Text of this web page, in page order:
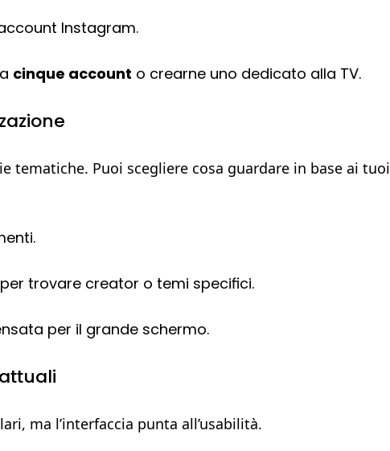
Instagram.
cinque account o crearne uno dedicato alla TV.
tematiche. Puoi scegliere cosa guardare in base ai tuoi
trovare creator o temi specifici.
per il grande schermo.
ma l’interfaccia punta all’usabilità.